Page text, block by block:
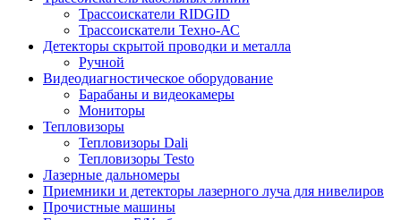
Трассоискатели RIDGID
Трассоискатели Техно-АС
Детекторы скрытой проводки и металла
Ручной
Видеодиагностическое оборудование
Барабаны и видеокамеры
Мониторы
Тепловизоры
Тепловизоры Dali
Тепловизоры Testo
Лазерные дальномеры
Приемники и детекторы лазерного луча для нивелиров
Прочистные машины